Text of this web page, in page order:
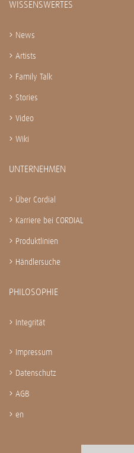
WISSENSWERTES
News
Artists
Family Talk
Stories
Video
Wiki
UNTERNEHMEN
Über Cordial
Karriere bei CORDIAL
Produktlinien
Händlersuche
PHILOSOPHIE
Integrität
Impressum
Datenschutz
AGB
en